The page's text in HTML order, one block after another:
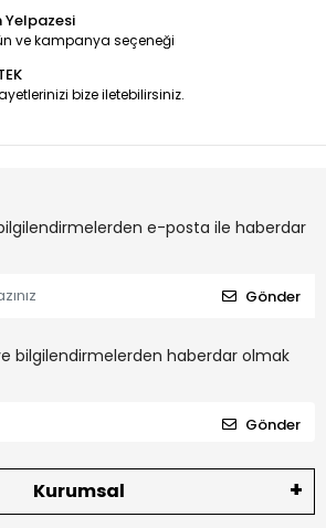
Yelpazesi
ve kampanya seçeneği
bize iletebilirsiniz.
e-posta ile haberdar
Gönder
bilgilendirmelerden haberdar olmak
Gönder
Kurumsal